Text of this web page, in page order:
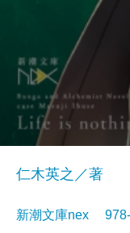
仁木英之／著
新潮文庫nex